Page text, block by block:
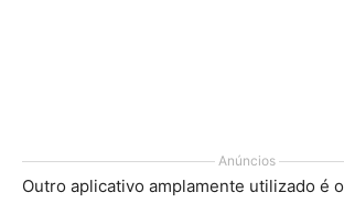
Anúncios
Outro aplicativo amplamente utilizado é o